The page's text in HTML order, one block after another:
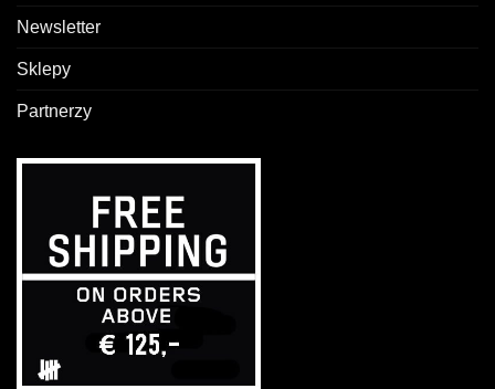
Newsletter
Sklepy
Partnerzy